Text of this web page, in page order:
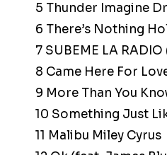
5 Thunder Imagine
6 There’s Nothing
7 SUBEME LA
8 Came Here For
9 More Than You
10 Something Just
11 Malibu Miley Cyrus